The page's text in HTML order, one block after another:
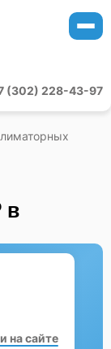
(302) 228-43-97
в
на сайте